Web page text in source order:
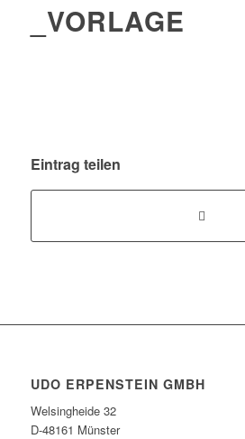
_VORLAGE
Eintrag teilen
UDO ERPENSTEIN GMBH
Welsingheide 32
D-48161 Münster